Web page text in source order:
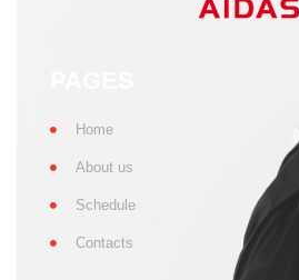
Home
About us
Schedule
Contacts